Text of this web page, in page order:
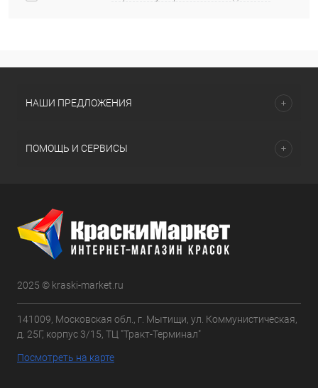
НАШИ ПРЕДЛОЖЕНИЯ
ПОМОЩЬ И СЕРВИСЫ
2025 © kraski-market.ru
141009, Московская обл., г. Мытищи, ул. Коммунистическая,
д. 25Г, корпус 3/15, ТЦ "Тракт-Терминал"
Посмотреть на карте